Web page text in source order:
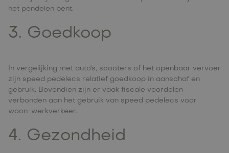
het pendelen bent.
3. Goedkoop
In vergelijking met auto's, scooters of het openbaar vervoer
zijn speed pedelecs relatief goedkoop in aanschaf en
gebruik. Bovendien zijn er vaak fiscale voordelen
verbonden aan het gebruik van speed pedelecs voor
woon-werkverkeer.
4. Gezondheid